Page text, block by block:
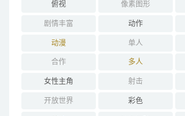
俯视 像素图形
剧情丰富 动作
动漫 单人
合作 多人
女性主角 射击
开放世界 彩色